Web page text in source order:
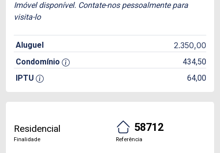
Imóvel disponível. Contate-nos pessoalmente para
visita-lo
Aluguel 2.350,00
Condomínio
434,50
IPTU
64,00
Residencial
Finalidade
58712
Referência